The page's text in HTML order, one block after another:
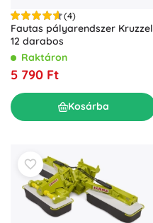
(4)
Fautas pályarendszer Kruzzel
12 darabos
Raktáron
5 790 Ft
Kosárba